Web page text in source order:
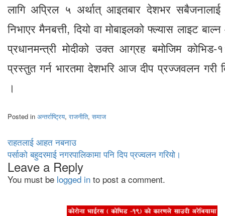
लागि अप्रिल ५ अर्थात् आइतबार देशभर सबैजनालाई
निभाएर मैनबत्ती, दियो वा मोबाइलको फ्ल्यास लाइट
प्रधानमन्त्री मोदीको उक्त आग्रह बमोजिम कोभिड-
प्रस्तुत गर्न भारतमा देशभरि आज दीप प्रज्‍जवलन गरी
।
Posted in अन्तर्राष्ट्रिय,राजनीति,समाज
Post
navigation
राहतलाई आहत नबनाउ
पर्साको बहुदरमाई नगरपालिकामा पनि दिप प्रज्वलन गरियो।
Leave a Reply
You must be logged in to post a comment.